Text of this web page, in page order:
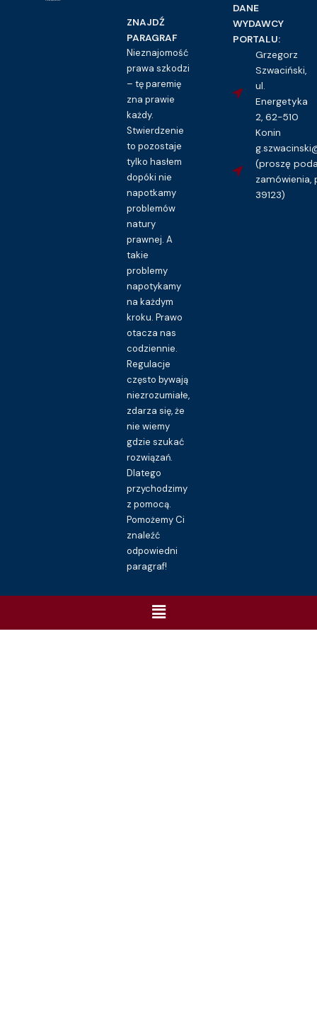
ZNAJDŹ
PARAGRAF
Nieznajomość
prawa szkodzi
– tę paremię
zna prawie
każdy.
Stwierdzenie
to pozostaje
tylko hasłem
dopóki nie
napotkamy
problemów
natury
prawnej. A
takie
problemy
napotykamy
na każdym
kroku. Prawo
otacza nas
codziennie.
Regulacje
często bywają
niezrozumiałe,
zdarza się, że
nie wiemy
gdzie szukać
rozwiązań.
Dlatego
przychodzimy
z pomocą.
Pomożemy Ci
znaleźć
odpowiedni
paragraf!
DANE
WYDAWCY
PORTALU:
Grzegorz
Szwaciński,
ul.
Energetyka
2, 62-510
Konin
(proszę
zamówienia,
39123)
Menu